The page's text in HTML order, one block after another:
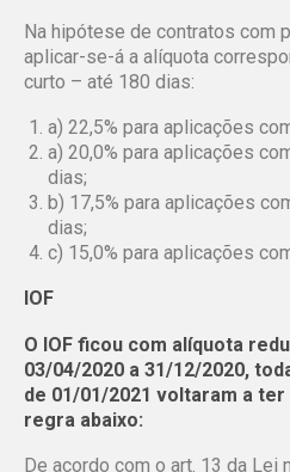
Na hipótese de contratos com
aplicar-se-á a alíquota
curto – até 180 dias:
a) 22,5% para aplicações
a) 20,0% para aplicações
dias;
b) 17,5% para aplicações
dias;
c) 15,0% para aplicações
IOF
O IOF ficou com alíquota
03/04/2020 a 31/12/2020,
de 01/01/2021 voltaram a
regra abaixo:
De acordo com o art. 13 da Lei